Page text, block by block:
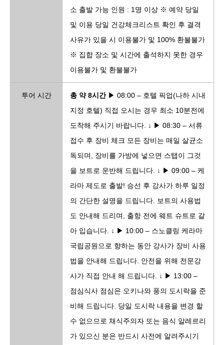
소 출발 가능 인원 : 1명 이상 ※ 예약 당일
및 이용 당일 건강체크리스트 확인 후 결격
사유가 있을 시 이용불가 및 100% 환불불가
※ 집합 장소 및 시간에 출석하지 못한 경우
이용불가 및 환불불가
투어 시간 총 약 8시간▶ 08:00 – 호텔 픽업(나하 시내
지정 호텔) 직접 오시는 경우 최소 10분전에
도착해 주시기 바랍니다. ↓ ▶ 08:30 – 서류
접수 후 장비 체크 모든 장비는 매일 살균소
독되며, 장비를 가방에 넣으면 스탭이 그것
을 보트로 운반해 드립니다. ↓ ▶ 09:00 – 케
라마 제도로 출발! 승선 후 강사가 하루 일정
의 간단한 설명을 드립니다. 보트의 사용법
도 안내해 드리며, 출항 전에 웨트 슈트로 갈
아 입습니다. ↓ ▶ 10:00 – 스노클링 케라마
국립공원으로 향하는 동안 강사가 장비 사용
법을 안내해 드립니다. 안전을 위해 전문강
사가 직접 안내 해 드립니다. ↓ ▶ 13:00 –
점심식사 점심은 오키나와 풍의 도시락을 준
비해 드립니다. 당일 도시락 내용을 변경 할
수 없으므로 채식주의자 또는 음식 알레르리
가 있으신 분은 반드시 사전에 알려주시기